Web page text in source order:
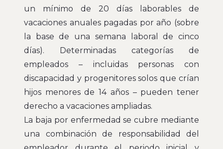
un mínimo de 20 días laborables de
vacaciones anuales pagadas por año (sobre
la base de una semana laboral de cinco
días). Determinadas categorías de
empleados – incluidas personas con
discapacidad y progenitores solos que crían
hijos menores de 14 años – pueden tener
derecho a vacaciones ampliadas.
La baja por enfermedad se cubre mediante
una combinación de responsabilidad del